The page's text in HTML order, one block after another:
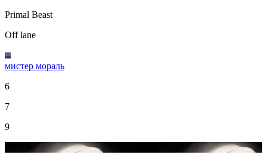
Primal Beast
Off lane
мистер мораль
6
7
9